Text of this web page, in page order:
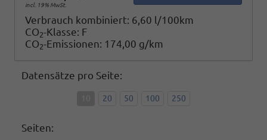
incl. 19% MwSt.
Verbrauch kombiniert: 6,60 l/100km
CO2-Klasse: F
CO2-Emissionen: 174,00 g/km
Datensätze pro Seite:
20 50 100 250
Seiten: